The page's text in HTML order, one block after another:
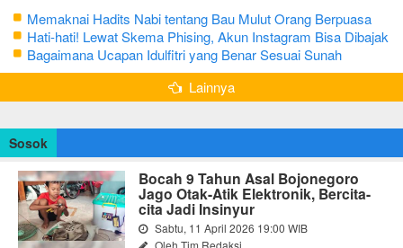
Memaknai Hadits Nabi tentang Bau Mulut Orang Berpuasa
Secara Bijak Agar Tidak Menggangu
Hati-hati! Lewat Skema Phising, Akun Instagram Bisa Dibajak
Kurang dari 3 Menit
Bagaimana Ucapan Idulfitri yang Benar Sesuai Sunah
Rasulullah
Lainnya
Sosok
Bocah 9 Tahun Asal Bojonegoro
Jago Otak-Atik Elektronik, Bercita-
cita Jadi Insinyur
Sabtu, 11 April 2026 19:00 WIB